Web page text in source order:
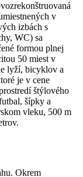
v
izbách s
WC) sa
formou plnej
50 miest v
lyží, bicyklov a
je v cene
štýlového
šípky a
vleku, 500 m
Okrem